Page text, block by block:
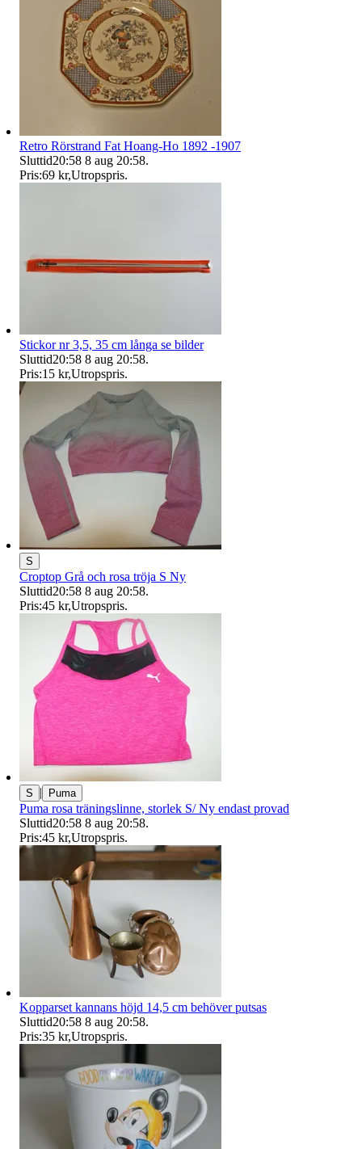
Retro Rörstrand Fat Hoang-Ho 1892 -1907
Sluttid20:58 8 aug 20:58.
Pris:69 kr,Utropspris.
Stickor nr 3,5, 35 cm långa se bilder
Sluttid20:58 8 aug 20:58.
Pris:15 kr,Utropspris.
S
Croptop Grå och rosa tröja S Ny
Sluttid20:58 8 aug 20:58.
Pris:45 kr,Utropspris.
S | Puma
Puma rosa träningslinne, storlek S/ Ny endast provad
Sluttid20:58 8 aug 20:58.
Pris:45 kr,Utropspris.
Kopparset kannans höjd 14,5 cm behöver putsas
Sluttid20:58 8 aug 20:58.
Pris:35 kr,Utropspris.